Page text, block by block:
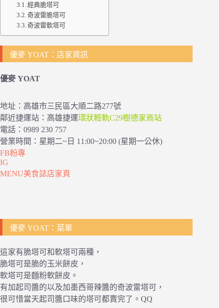
經典脆塔可
奇波雷脆塔可
奇波雷軟塔可
優麥 YOAT：店家資訊
優麥 YOAT
地址：高雄市三民區大順二路277號
鄰近捷運站：高雄捷運環狀輕軌C29樹德家商站
電話：0989 230 757
營業時間：星期二~日 11:00~20:00 (星期一公休)
FB粉專
IG
MENU美食誌店家頁
優麥 YOAT：菜單
這家有脆塔可和軟塔可兩種，
脆塔可是脆的玉米餅皮，
軟塔可是麵粉軟餅皮。
有加起司醬的以及加墨西哥辣醬的奇波雷塔可，
很可惜當天起司醬口味的塔可都賣完了。QQ